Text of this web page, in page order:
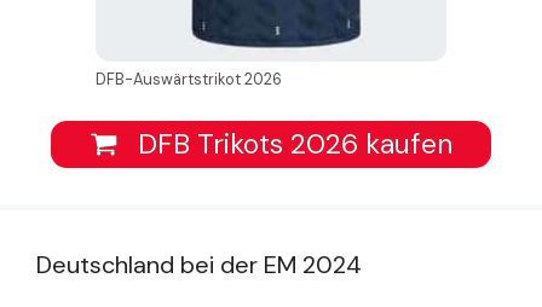
DFB-Auswärtstrikot 2026
DFB Trikots 2026 kaufen
Deutschland bei der EM 2024